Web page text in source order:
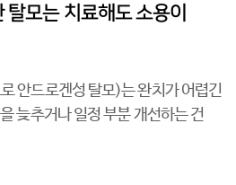
탈모는 치료해도 소용이
안드로겐성 탈모)는 완치가 어렵긴
늦추거나 일정 부분 개선하는 건